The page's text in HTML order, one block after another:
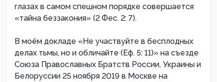
глазах в самом спешном порядке совершается
«тайна беззакония» (2 Фес. 2: 7).
В моём докладе «Не участвуйте в бесплодных
делах тьмы, но и обличайте (Еф. 5: 11)» на съезде
Союза Православных Братств России, Украины и
Белоруссии 25 ноября 2019 в Москве на